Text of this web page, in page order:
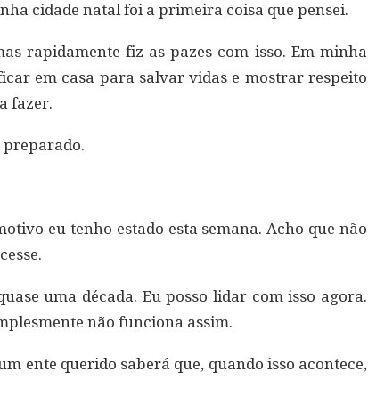
cidade natal foi a primeira coisa que pensei.
rapidamente fiz as pazes com isso. Em minha
em casa para salvar vidas e mostrar respeito
fazer.
preparado.
eu tenho estado esta semana. Acho que não
uma década. Eu posso lidar com isso agora.
não funciona assim.
ente querido saberá que, quando isso acontece,